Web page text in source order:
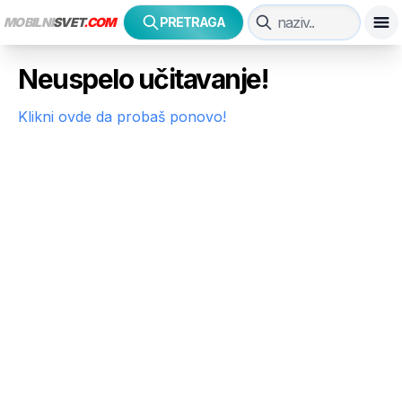
MOBILNISVET.COM PRETRAGA
Neuspelo učitavanje!
Klikni ovde da probaš ponovo!